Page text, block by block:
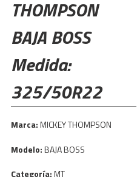
THOMPSON
BAJA BOSS
Medida:
325/50R22
Marca:MICKEY THOMPSON
Modelo:BAJA BOSS
Categoría:MT